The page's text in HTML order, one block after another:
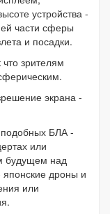
устройства -
части сферы
и посадки.
зрителям
экрана -
БЛА -
или
будущем над
японские дроны и
или